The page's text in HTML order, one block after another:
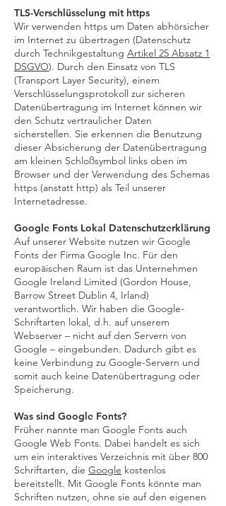
TLS-Verschlüsselung mit https
Wir verwenden https um Daten abhörsicher
im Internet zu übertragen (Datenschutz
durch Technikgestaltung Artikel 25 Absatz 1
DSGVO). Durch den Einsatz von TLS
(Transport Layer Security), einem
Verschlüsselungsprotokoll zur sicheren
Datenübertragung im Internet können wir
den Schutz vertraulicher Daten
sicherstellen. Sie erkennen die Benutzung
dieser Absicherung der Datenübertragung
am kleinen Schloßsymbol links oben im
Browser und der Verwendung des Schemas
https (anstatt http) als Teil unserer
Internetadresse.
Google Fonts Lokal Datenschutzerklärung
Auf unserer Website nutzen wir Google
Fonts der Firma Google Inc. Für den
europäischen Raum ist das Unternehmen
Google Ireland Limited (Gordon House,
Barrow Street Dublin 4, Irland)
verantwortlich. Wir haben die Google-
Schriftarten lokal, d.h. auf unserem
Webserver – nicht auf den Servern von
Google – eingebunden. Dadurch gibt es
keine Verbindung zu Google-Servern und
somit auch keine Datenübertragung oder
Speicherung.
Was sind Google Fonts?
Früher nannte man Google Fonts auch
Google Web Fonts. Dabei handelt es sich
um ein interaktives Verzeichnis mit über 800
Schriftarten, die Google kostenlos
bereitstellt. Mit Google Fonts könnte man
Schriften nutzen, ohne sie auf den eigenen